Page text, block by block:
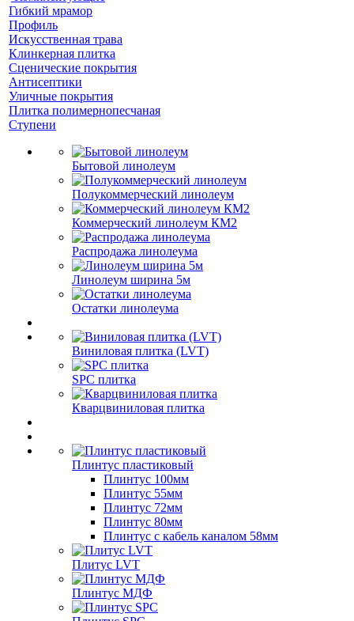
Гибкий мрамор
Профиль
Искусственная трава
Клинкерная плитка
Сценические покрытия
Антисептики
Уличные покрытия
Плитка полимернопесчаная
Ступени
Бытовой линолеум
Полукоммерческий линолеум
Коммерческий линолеум КМ2
Распродажа линолеума
Линолеум ширина 5м
Остатки линолеума
Виниловая плитка (LVT)
SPC плитка
Кварцвиниловая плитка
Плинтус пластиковый
Плинтус 100мм
Плинтус 55мм
Плинтус 72мм
Плинтус 80мм
Плинтус с кабель каналом 58мм
Плитус LVT
Плинтус МДФ